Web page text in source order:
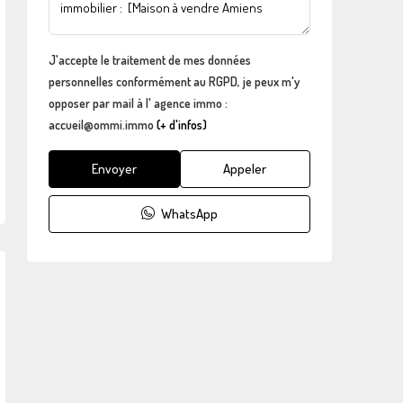
J'accepte le traitement de mes données
personnelles conformément au RGPD, je peux m'y
opposer par mail à l' agence immo :
accueil@ommi.immo(+ d'infos)
Envoyer Appeler
WhatsApp